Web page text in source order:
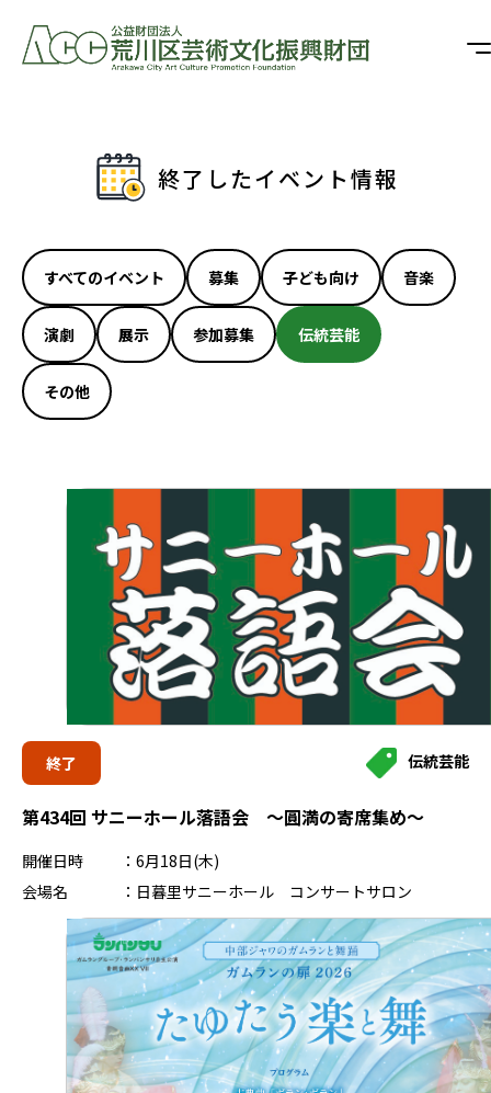
終了したイベント情報
すべてのイベント 募集 子ども向け 音楽
演劇 展示 参加募集 伝統芸能
その他
終了 伝統芸能
第434回 サニーホール落語会 ～圓満の寄席集め～
開催日時
6月18日(木)
会場名
日暮里サニーホール コンサートサロン